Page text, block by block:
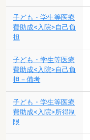
子ども・学生等医療
費助成<入院>自己負
担
子ども・学生等医療
費助成<入院>自己負
担－備考
子ども・学生等医療
費助成<入院>所得制
限